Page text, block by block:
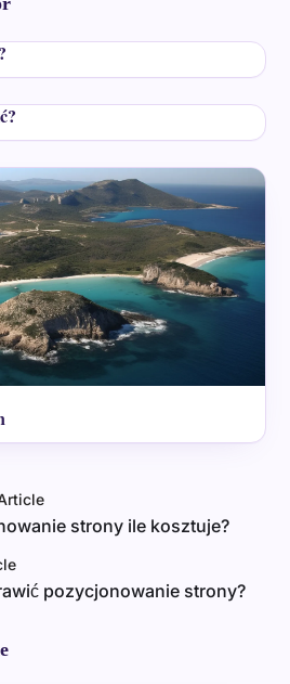
strony ile kosztuje?
pozycjonowanie strony?